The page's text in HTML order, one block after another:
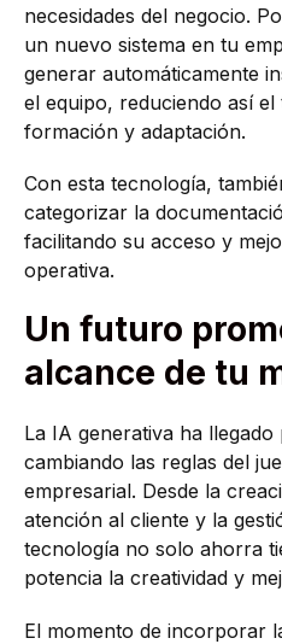
necesidades del negocio.
un nuevo sistema en tu
generar automáticamente
el equipo, reduciendo así
formación y adaptación.
Con esta tecnología,
categorizar la
facilitando su acceso y
operativa.
Un futuro
alcance de tu
La IA generativa ha
cambiando las reglas del
empresarial. Desde la
atención al cliente y la
tecnología no solo ahorra
potencia la creatividad y
El momento de incorporar